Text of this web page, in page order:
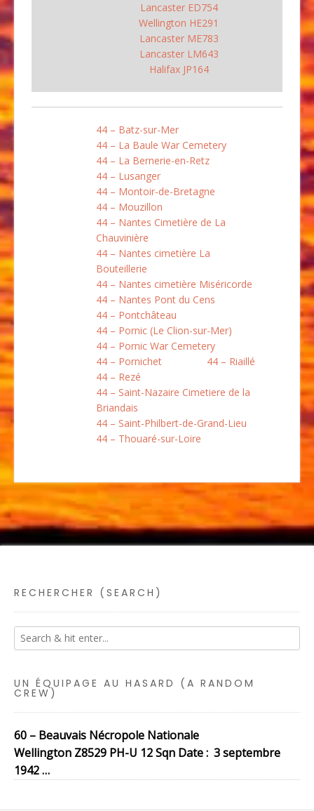
Lancaster ED754
Wellington HE291
Lancaster ME783
Lancaster LM643
Halifax JP164
44 – Batz-sur-Mer
44 – La Baule War Cemetery
44 – La Bernerie-en-Retz
44 – Lusanger
44 – Montoir-de-Bretagne
44 – Mouzillon
44 – Nantes Cimetière de La
Chauvinière
44 – Nantes cimetière La
Bouteillerie
44 – Nantes cimetière Miséricorde
44 – Nantes Pont du Cens
44 – Pontchâteau
44 – Pornic (Le Clion-sur-Mer)
44 – Pornic War Cemetery
44 – Pornichet
44 – Riaillé
44 – Rezé
44 – Saint-Nazaire Cimetiere de la
Briandais
44 – Saint-Philbert-de-Grand-Lieu
44 – Thouaré-sur-Loire
RECHERCHER (SEARCH)
UN ÉQUIPAGE AU HASARD (A RANDOM
CREW)
60 – Beauvais Nécropole Nationale
Wellington Z8529 PH-U 12 Sqn Date : 3 septembre
1942 …